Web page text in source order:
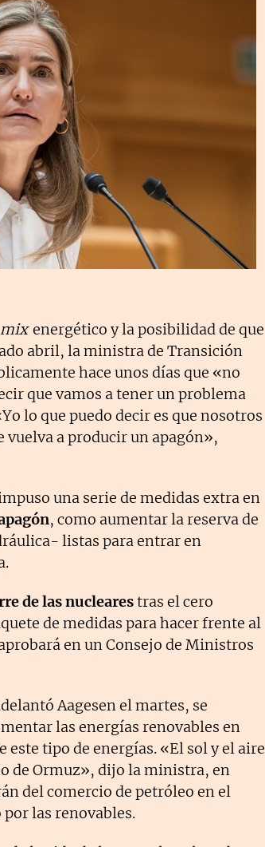
mixenergético y la posibilidad de que
abril, la ministra de Transición
hace unos días que «no
que vamos a tener un problema
lo que puedo decir es que nosotros
vuelva a producir un apagón»,
una serie de medidas extra en
, como aumentar la reserva de
listas para entrar en
de las nuclearestras el cero
de medidas para hacer frente al
en un Consejo de Ministros
Aagesen el martes, se
las energías renovables en
este tipo de energías. «El sol y el aire
de Ormuz», dijo la ministra, en
del comercio de petróleo en el
por las renovables.